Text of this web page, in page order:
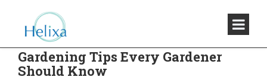
Gardening Tips Every Gardener
Should Know